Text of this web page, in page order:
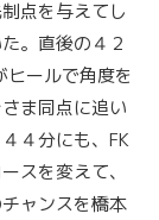
点を与えてし
。直後の４２
ールで角度を
ま同点に追い
４分にも、FK
スを変えて、
ャンスを橋本